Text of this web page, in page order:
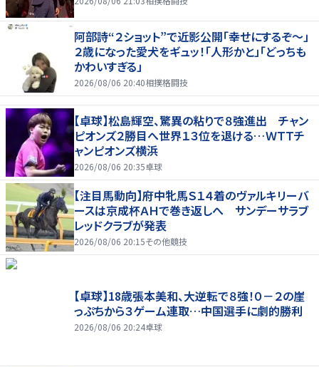
阿部詩“２ショット”で近影公開「幸せにするぞ〜」
２歳になった愛犬をギュッ！「人形かと」「どっちも
かわいすぎる」
2026/08/06 20:40相撲格闘技
【卓球】松島輝空、驚異の粘りで８強進出 チャン
ピオンズ２勝目へ世界１３位を退ける…ＷＴＴチ
ャンピオンズ横浜
2026/08/06 20:35卓球
【注目馬動向】府中牝馬Ｓ１４着のヴァルキリーバ
ースは京成杯ＡＨで巻き返しへ サンデーサラブ
レッドクラブが発表
2026/08/06 20:15その他競技
【卓球】18歳張本美和、大逆転で８強！０－２の崖
っぷちから３ゲーム連取…中国選手に劇的勝利
2026/08/06 20:24卓球